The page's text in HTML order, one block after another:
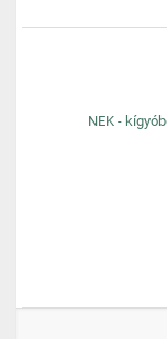
NEK -